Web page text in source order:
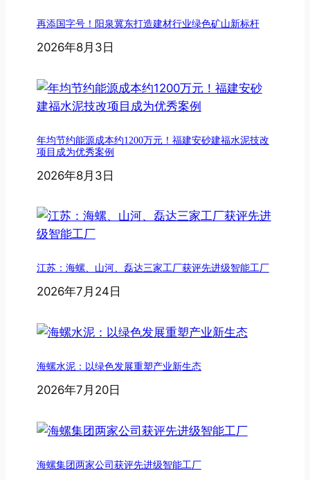
再添国字号！阳泉冀东打造建材行业绿色矿山新标杆
2026年8月3日
年均节约能源成本约1200万元！福建安砂建福水泥技改
项目成为优秀案例
2026年8月3日
江苏：海螺、山河、磊达三家工厂获评先进级智能工厂
2026年7月24日
海螺水泥：以绿色发展重塑产业新生态
2026年7月20日
海螺集团两家公司获评先进级智能工厂